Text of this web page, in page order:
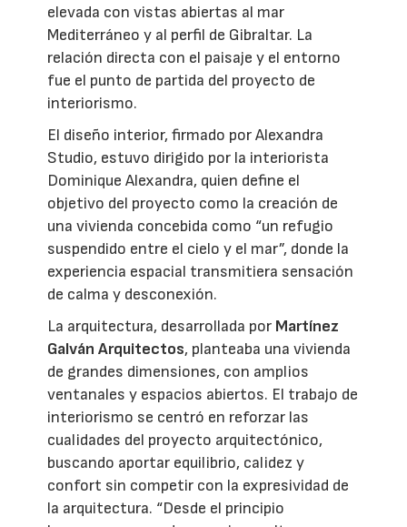
elevada con vistas abiertas al mar
Mediterráneo y al perfil de Gibraltar. La
relación directa con el paisaje y el entorno
fue el punto de partida del proyecto de
interiorismo.
El diseño interior, firmado por Alexandra
Studio, estuvo dirigido por la interiorista
Dominique Alexandra, quien define el
objetivo del proyecto como la creación de
una vivienda concebida como “un refugio
suspendido entre el cielo y el mar”, donde la
experiencia espacial transmitiera sensación
de calma y desconexión.
La arquitectura, desarrollada por Martínez
Galván Arquitectos, planteaba una vivienda
de grandes dimensiones, con amplios
ventanales y espacios abiertos. El trabajo de
interiorismo se centró en reforzar las
cualidades del proyecto arquitectónico,
buscando aportar equilibrio, calidez y
confort sin competir con la expresividad de
la arquitectura. “Desde el principio